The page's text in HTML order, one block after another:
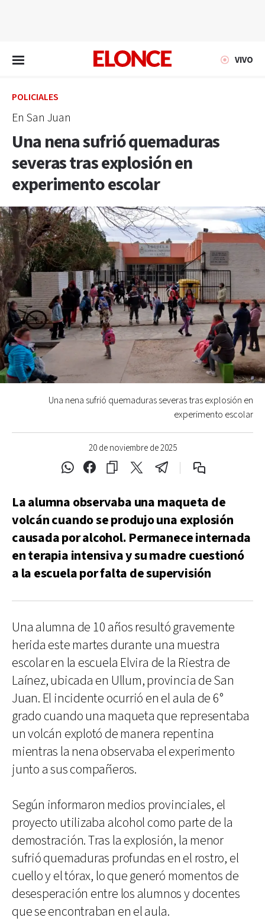
VIVO
POLICIALES
En San Juan
Una nena sufrió quemaduras
severas tras explosión en
experimento escolar
20 de noviembre de 2025
Una nena sufrió quemaduras severas tras explosión en
experimento escolar
La alumna observaba una maqueta de
volcán cuando se produjo una explosión
causada por alcohol. Permanece internada
en terapia intensiva y su madre cuestionó
a la escuela por falta de supervisión
Una alumna de 10 años resultó gravemente
herida este martes durante una muestra
escolar en la escuela Elvira de la Riestra de
Laínez, ubicada en Ullum, provincia de San
Juan. El incidente ocurrió en el aula de 6°
grado cuando una maqueta que representaba
un volcán explotó de manera repentina
mientras la nena observaba el experimento
junto a sus compañeros.
Según informaron medios provinciales, el
proyecto utilizaba alcohol como parte de la
demostración. Tras la explosión, la menor
sufrió quemaduras profundas en el rostro, el
cuello y el tórax, lo que generó momentos de
desesperación entre los alumnos y docentes
que se encontraban en el aula.